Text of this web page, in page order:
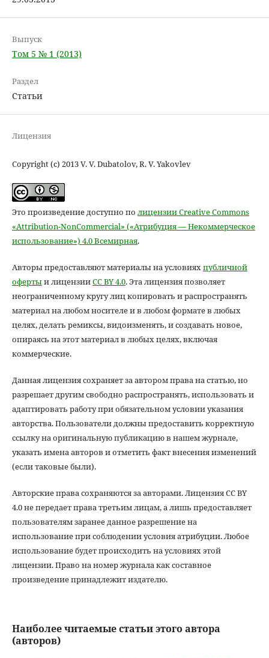
Выпуск
Том 5 № 1 (2013)
Раздел
Статьи
Лицензия
Copyright (c) 2013 V. V. Dubatolov, R. V. Yakovlev
Это произведение доступно по лицензии Creative Commons
«Attribution-NonCommercial» («Атрибуция — Некоммерческое
использование») 4.0 Всемирная.
Авторы предоставляют материалы на условияхпубличной
офертыи лицензииCC BY 4.0. Эта лицензия позволяет
неограниченному кругу лиц копировать и распространять
материал на любом носителе и в любом формате в любых
целях, делать ремиксы, видоизменять, и создавать новое,
опираясь на этот материал в любых целях, включая
коммерческие.
Данная лицензия сохраняет за автором права на статью, но
разрешает другим свободно распространять, использовать и
адаптировать работу при обязательном условии указания
авторства. Пользователи должны предоставить корректную
ссылку на оригинальную публикацию в нашем журнале,
указать имена авторов и отметить факт внесения изменений
(если таковые были).
Авторские права сохраняются за авторами. Лицензия CC BY
4.0 не передает права третьим лицам, а лишь предоставляет
пользователям заранее данное разрешение на
использование при соблюдении условия атрибуции. Любое
использование будет происходить на условиях этой
лицензии. Право на номер журнала как составное
произведение принадлежит издателю.
Наиболее читаемые статьи этого автора
(авторов)